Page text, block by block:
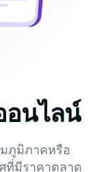
อนไลน์
มภูมิภาคหรือ
ที่มีราคาตลาด